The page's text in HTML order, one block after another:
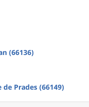
(66136)
de Prades (66149)